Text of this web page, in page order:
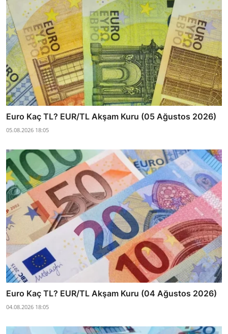
Euro Kaç TL? EUR/TL Akşam Kuru (05 Ağustos 2026)
05.08.2026 18:05
Euro Kaç TL? EUR/TL Akşam Kuru (04 Ağustos 2026)
04.08.2026 18:05